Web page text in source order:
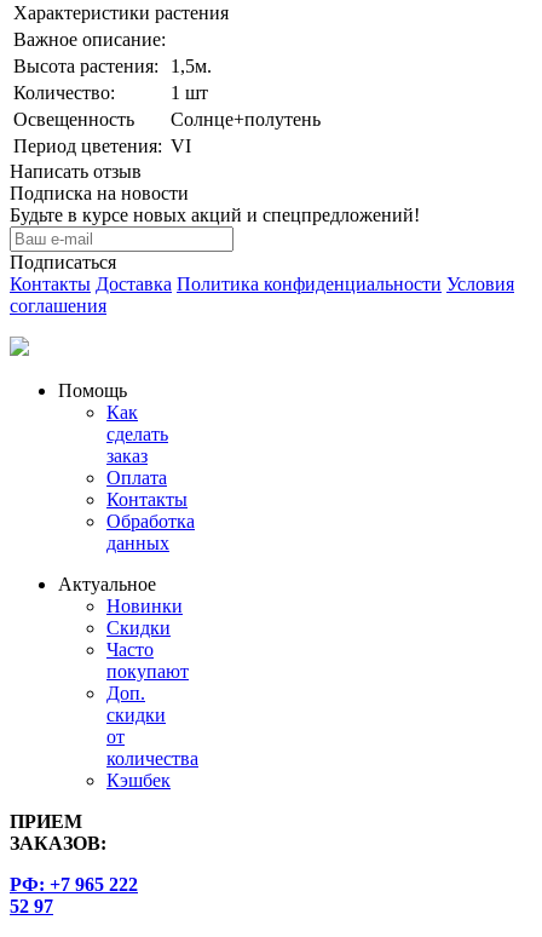
Характеристики растения
Важное описание:
Выcота растения:
1,5м.
Количeствo:
1 шт
Освещенность
Солнце+полутень
Период цветения: VI
Написать отзыв
Подписка на новости
Будьте в курсе новых акций и спецпредложений!
Подписаться
Контакты Доставка Политика конфиденциальности Условия
соглашения
Помощь
Как
сделать
заказ
Оплата
Контакты
Обработка
данных
Актуальное
Новинки
Скидки
Часто
покупают
Доп.
скидки
от
количества
Кэшбек
ПРИЕМ
ЗАКАЗОВ:
РФ: +7 965 222
52 97